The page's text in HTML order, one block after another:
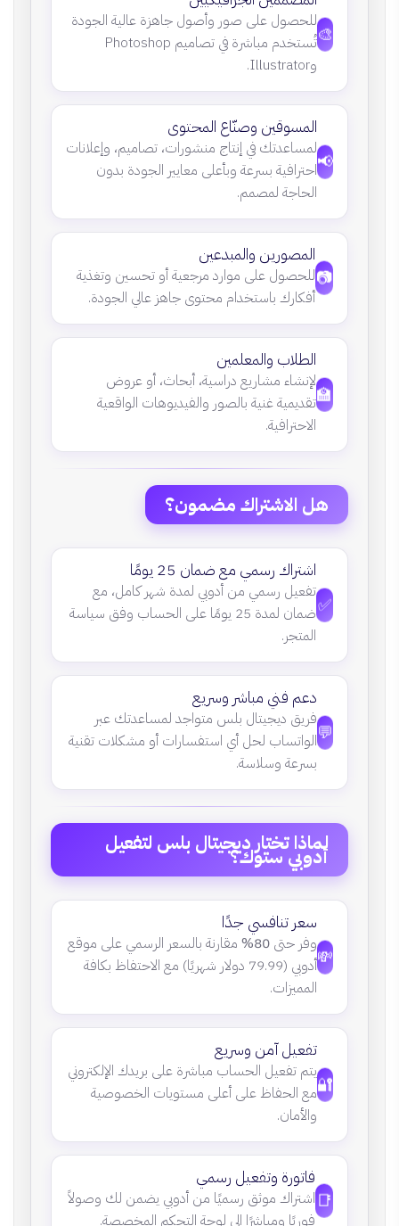
🎨للحصول على صور وأصول جاهزة عالية الجودة
تُستخدم مباشرة في تصاميم Photoshop
وIllustrator.
📢
المسوقين وصنّاع المحتوى
لمساعدتك في إنتاج منشورات، تصاميم، وإعلانات
احترافية بسرعة وبأعلى معايير الجودة بدون
الحاجة لمصمم.
📷
المصورين والمبدعين
للحصول على موارد مرجعية أو تحسين وتغذية
أفكارك باستخدام محتوى جاهز عالي الجودة.
🏫
الطلاب والمعلمين
لإنشاء مشاريع دراسية، أبحاث، أو عروض
تقديمية غنية بالصور والفيديوهات الواقعية
الاحترافية.
هل الاشتراك مضمون؟
✅
اشتراك رسمي مع ضمان 25 يومًا
تفعيل رسمي من أدوبي لمدة شهر كامل، مع
ضمان لمدة 25 يومًا على الحساب وفق سياسة
المتجر.
💬
دعم فني مباشر وسريع
فريق ديجيتال بلس متواجد لمساعدتك عبر
الواتساب لحل أي استفسارات أو مشكلات تقنية
بسرعة وسلاسة.
لماذا تختار ديجيتال بلس لتفعيل
أدوبي ستوك؟
💸
سعر تنافسي جدًا
وفر حتى 80%
مقارنة بالسعر الرسمي على موقع
أدوبي (79.99 دولار شهريًا) مع الاحتفاظ بكافة
المميزات.
🔐
تفعيل آمن وسريع
يتم تفعيل الحساب مباشرة على بريدك الإلكتروني
مع الحفاظ على أعلى مستويات الخصوصية
والأمان.
📑
فاتورة وتفعيل رسمي
اشتراك موثق رسميًا من أدوبي يضمن لك وصولاً
فوريًا ومباشرًا إلى لوحة التحكم المخصصة.